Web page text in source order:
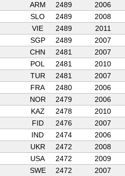
ARM 2489
2006
SLO 2489
2008
VIE 2489
2011
SGP 2489
2007
CHN 2481
2007
POL 2481
2010
TUR 2481
2007
FRA 2480
2006
NOR 2479
2006
KAZ 2478
2010
FID 2476
2007
IND 2474
2006
UKR 2472
2008
USA 2472
2009
SWE 2472
2007